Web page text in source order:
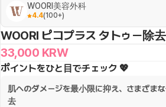
WOORI美容外科
4.4(100+)
WOORI ピコプラス タトゥー除去
33,000 KRW
ポイントをひと目でチェック 💖
肌へのダメージを最小限に抑え、さまざま
去